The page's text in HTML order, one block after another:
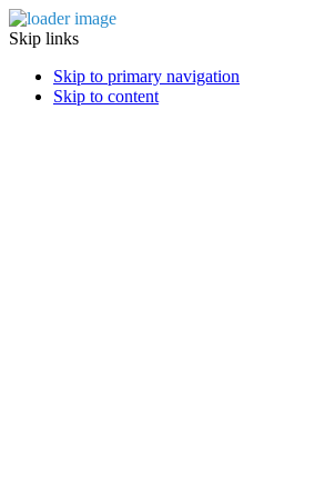
Skip links
Skip to primary navigation
Skip to content